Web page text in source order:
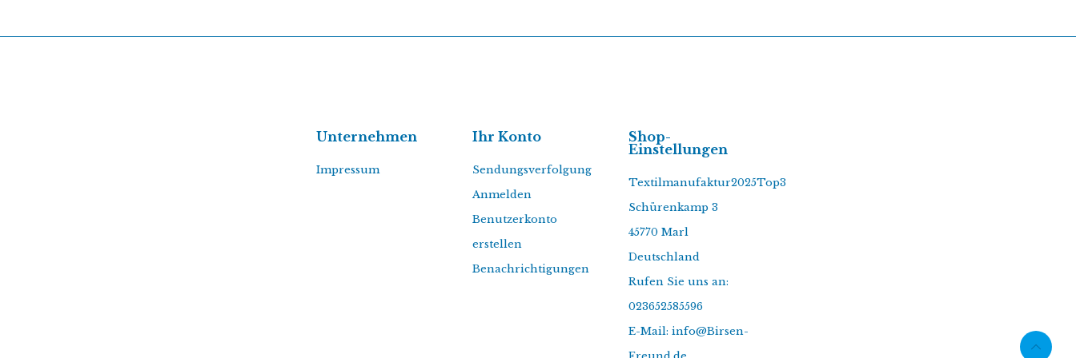
Unternehmen
Impressum
Ihr Konto
Sendungsverfolgung
Anmelden
Benutzerkonto
erstellen
Benachrichtigungen
Shop-
Einstellungen
Textilmanufaktur2025Top3
Schürenkamp 3
45770 Marl
Deutschland
Rufen Sie uns an:
023652585596
E-Mail: info@Birsen-